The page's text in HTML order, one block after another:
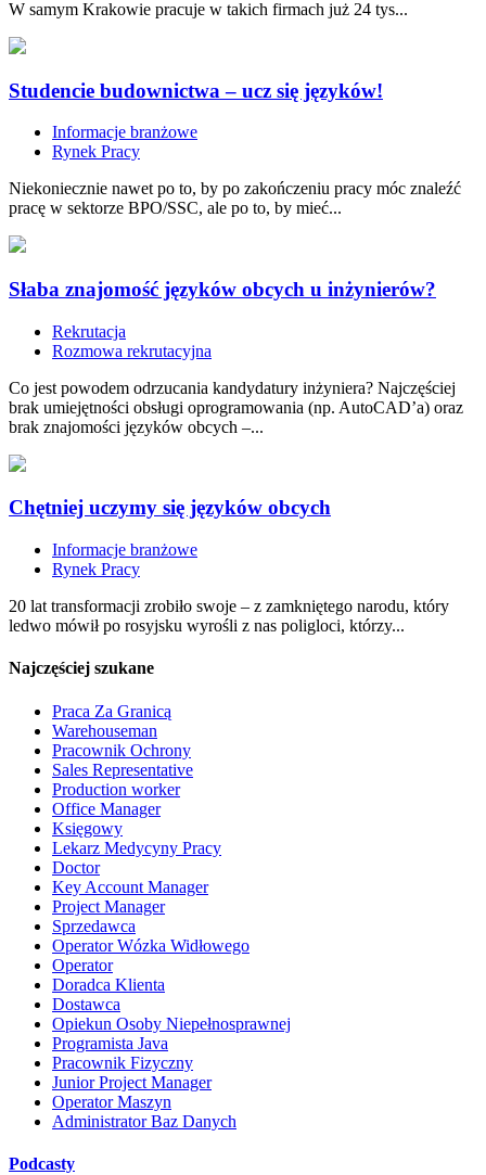
W samym Krakowie pracuje w takich firmach już 24 tys...
Studencie budownictwa – ucz się języków!
Informacje branżowe
Rynek Pracy
Niekoniecznie nawet po to, by po zakończeniu pracy móc znaleźć
pracę w sektorze BPO/SSC, ale po to, by mieć...
Słaba znajomość języków obcych u inżynierów?
Rekrutacja
Rozmowa rekrutacyjna
Co jest powodem odrzucania kandydatury inżyniera? Najczęściej
brak umiejętności obsługi oprogramowania (np. AutoCAD’a) oraz
brak znajomości języków obcych –...
Chętniej uczymy się języków obcych
Informacje branżowe
Rynek Pracy
20 lat transformacji zrobiło swoje – z zamkniętego narodu, który
ledwo mówił po rosyjsku wyrośli z nas poligloci, którzy...
Najczęściej szukane
Praca Za Granicą
Warehouseman
Pracownik Ochrony
Sales Representative
Production worker
Office Manager
Księgowy
Lekarz Medycyny Pracy
Doctor
Key Account Manager
Project Manager
Sprzedawca
Operator Wózka Widłowego
Operator
Doradca Klienta
Dostawca
Opiekun Osoby Niepełnosprawnej
Programista Java
Pracownik Fizyczny
Junior Project Manager
Operator Maszyn
Administrator Baz Danych
Podcasty